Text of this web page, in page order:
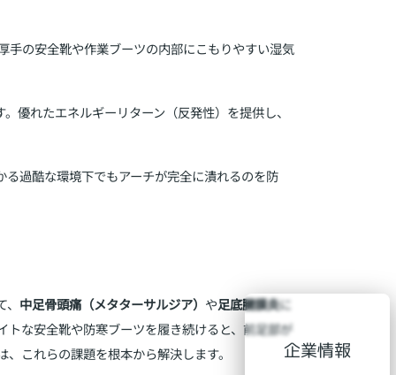
企業情報
の安全靴や作業ブーツの内部にこもりやすい湿気
優れたエネルギーリターン（反発性）を提供し、
過酷な環境下でもアーチが完全に潰れるのを防
中足骨頭痛（メタターサルジア） や足底腱膜炎に
な安全靴や防寒ブーツを履き続けると、前足部が
これらの課題を根本から解決します。